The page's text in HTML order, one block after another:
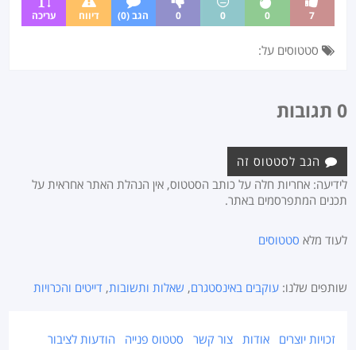
7
0
0
0 הגב (0) דיווח עריכה
סטטוסים על:
0 תגובות
הגב לסטטוס זה
לידיעה: אחריות חלה על כותב הסטטוס, אין הנהלת האתר אחראית על
תכנים המתפרסמים באתר.
לעוד מלא סטטוסים
שותפים שלנו:עוקבים באינסטגרם, שאלות ותשובות, דייטים והכרויות
זכויות יוצרים אודות צור קשר סטטוס פנייה
הודעות לציבור